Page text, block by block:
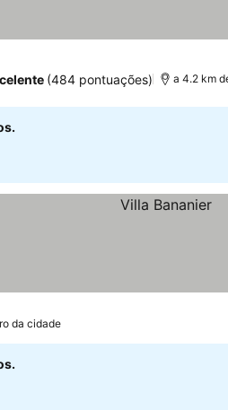
(484 pontuações) a 4.2 km
da cidade